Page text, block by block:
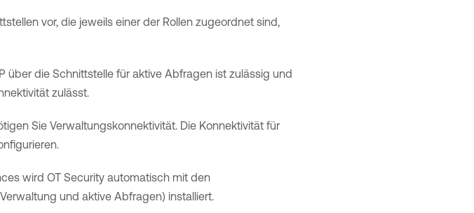
vor, die jeweils einer der Rollen zugeordnet sind,
über die Schnittstelle für aktive Abfragen ist zulässig und
zulässt.
Sie Verwaltungskonnektivität. Die Konnektivität für
wird OT Securityautomatisch mit den
und aktive Abfragen) installiert.